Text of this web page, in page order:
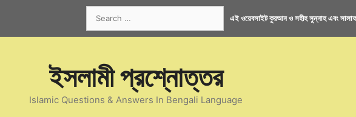
for:
এই ওয়েবসাইট কুরআন ও সহীহ সুন্নাহ এবং
ইসলামী প্রশ্নোত্তর
Islamic Questions & Answers In Bengali Language